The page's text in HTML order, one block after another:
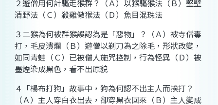
２遊僧用何計驅走猴群？（Ａ）以猴驅猴法（Ｂ）堅壁
清野法（Ｃ）殺雞儆猴法（Ｄ）魚目混珠法
３二猴為何被群猴誤認為是「惡物」？（Ａ）被寺僧毒
打，毛皮潰爛（Ｂ）遊僧以剃刀為之除毛，形狀改變，
如同青蛙（Ｃ）已被僧人施咒控制，行為怪異（Ｄ）被
墨煙染成黑色，看不出原貌
４「楊布打狗」故事中，狗為何認不出主人而挨打？
（Ａ）主人穿白衣出去，卻穿黑衣回來（Ｂ）主人變成